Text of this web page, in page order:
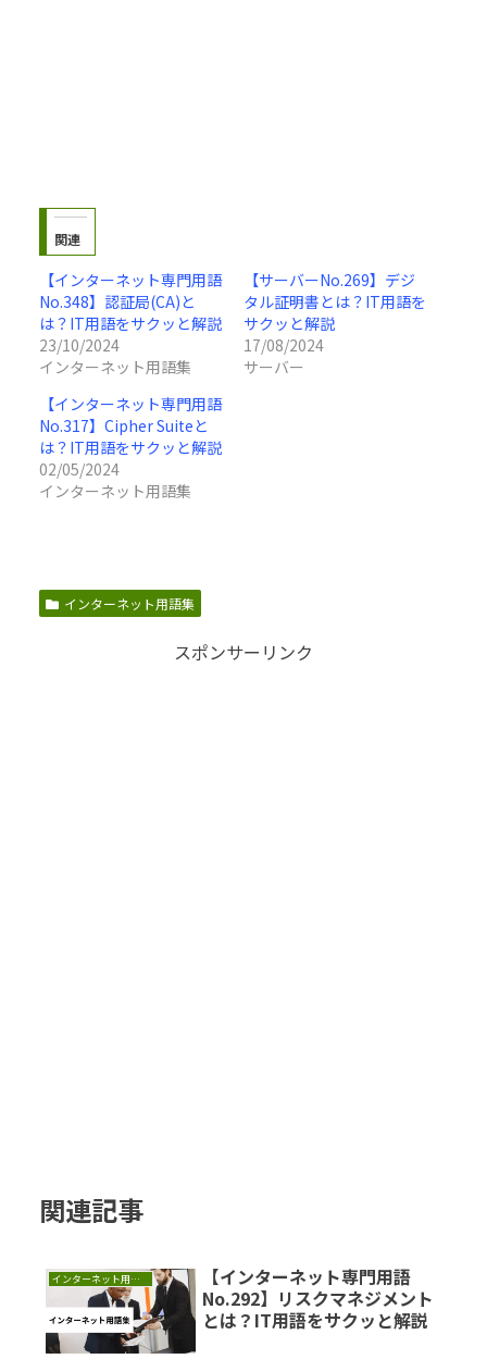
関連
【インターネット専門用語
No.348】認証局(CA)と
は？IT用語をサクッと解説
23/10/2024
インターネット用語集
【サーバーNo.269】デジ
タル証明書とは？IT用語を
サクッと解説
17/08/2024
サーバー
【インターネット専門用語
No.317】Cipher Suiteと
は？IT用語をサクッと解説
02/05/2024
インターネット用語集
インターネット用語集
スポンサーリンク
関連記事
インターネット用語集
【インターネット専門用語
No.292】リスクマネジメント
とは？IT用語をサクッと解説